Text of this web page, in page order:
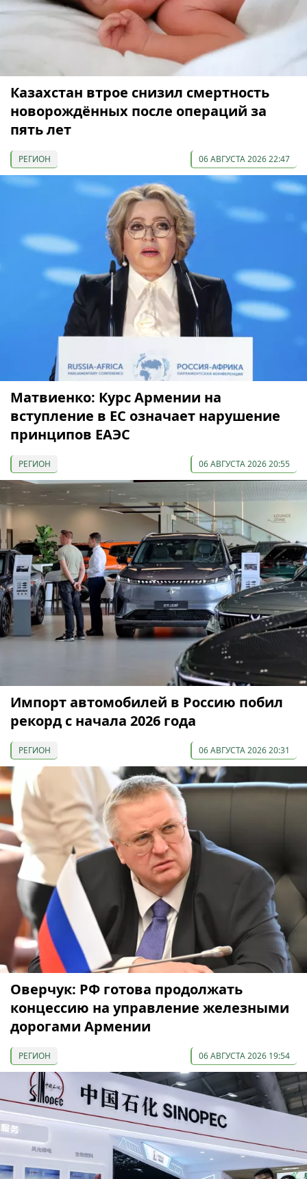
Казахстан втрое снизил смертность
новорождённых после операций за
пять лет
РЕГИОН 06 АВГУСТА 2026 22:47
Матвиенко: Курс Армении на
вступление в ЕС означает нарушение
принципов ЕАЭС
РЕГИОН 06 АВГУСТА 2026 20:55
Импорт автомобилей в Россию побил
рекорд с начала 2026 года
РЕГИОН 06 АВГУСТА 2026 20:31
Оверчук: РФ готова продолжать
концессию на управление железными
дорогами Армении
РЕГИОН 06 АВГУСТА 2026 19:54